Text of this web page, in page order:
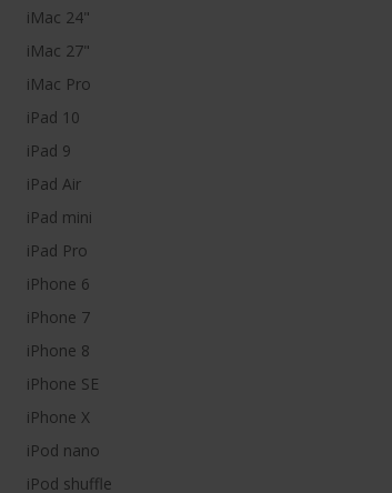
iMac 24"
iMac 27"
iMac Pro
iPad 10
iPad 9
iPad Air
iPad mini
iPad Pro
iPhone 6
iPhone 7
iPhone 8
iPhone SE
iPhone X
iPod nano
iPod shuffle